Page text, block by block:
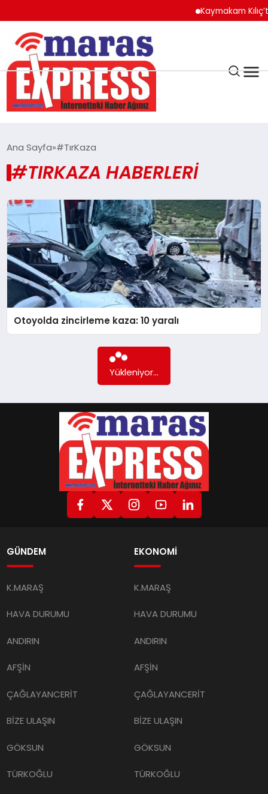
Kaymakam
K.MARAŞ
ÇAĞLAYANCERİT
BİZE ULAŞIN
GÖKSUN
TÜRKOĞLU
Ana Sayfa #TırKaza
#TIRKAZA HABERLERI
Otoyolda zincirleme kaza: 10 yaralı
Yükleniyor...
GÜNDEM
K.MARAŞ
HAVA DURUMU
ANDIRIN
AFŞİN
ÇAĞLAYANCERİT
BİZE ULAŞIN
GÖKSUN
TÜRKOĞLU
EKONOMİ
K.MARAŞ
HAVA DURUMU
ANDIRIN
AFŞİN
ÇAĞLAYANCERİT
BİZE ULAŞIN
GÖKSUN
TÜRKOĞLU